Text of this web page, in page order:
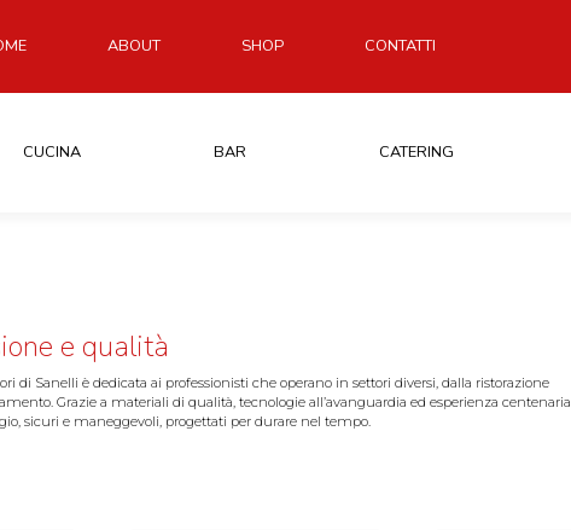
ABOUT SHOP CONTATTI
CUCINA BAR CATERING
e qualità
di Sanelli è dedicata ai professionisti che operano in settori diversi, dalla ristorazione
Grazie a materiali di qualità, tecnologie all’avanguardia ed esperienza centenaria
sicuri e maneggevoli, progettati per durare nel tempo.